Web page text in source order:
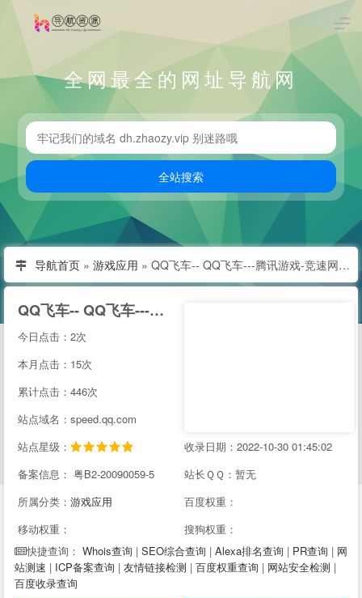
全网最全的网址导航网
导航首页 » 游戏应用 » QQ飞车-- QQ飞车---腾讯游戏-竞速网游王者 突破300万同时在线
QQ飞车-- QQ飞车---腾讯游戏-竞速网游王者 突破300万同时在线
今日点击：2次
本月点击：15次
累计点击：446次
站点域名：speed.qq.com
站点星级：
收录日期：2022-10-30 01:45:02
备案信息： 粤B2-20090059-5
站长ＱＱ：暂无
所属分类： 游戏应用
百度权重：
移动权重：
搜狗权重：
快捷查询： Whois查询 | SEO综合查询 | Alexa排名查询 | PR查询 | 网
站测速 | ICP备案查询 | 友情链接检测 | 百度权重查询 | 网站安全检测 |
百度收录查询